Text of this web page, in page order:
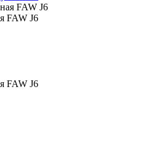
FAW J6
FAW J6
FAW J6